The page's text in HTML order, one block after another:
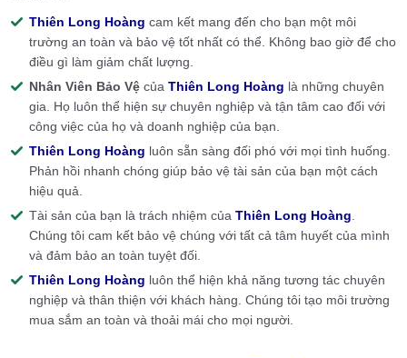
Thiên Long Hoàng cam kết mang đến cho bạn một môi
trường an toàn và bảo vệ tốt nhất có thể. Không bao giờ để cho
điều gì làm giảm chất lượng.
Nhân Viên Bảo Vệ của Thiên Long Hoàng là những chuyên
gia. Họ luôn thể hiện sự chuyên nghiệp và tận tâm cao đối với
công việc của họ và doanh nghiệp của bạn.
Thiên Long Hoàng luôn sẵn sàng đối phó với mọi tình huống.
Phản hồi nhanh chóng giúp bảo vệ tài sản của bạn một cách
hiệu quả.
Tài sản của bạn là trách nhiệm của Thiên Long Hoàng
Chúng tôi cam kết bảo vệ chúng với tất cả tâm huyết của mình
và đảm bảo an toàn tuyệt đối.
Thiên Long Hoàng luôn thể hiện khả năng tương tác chuyên
nghiệp và thân thiện với khách hàng. Chúng tôi tạo môi trường
mua sắm an toàn và thoải mái cho mọi người.